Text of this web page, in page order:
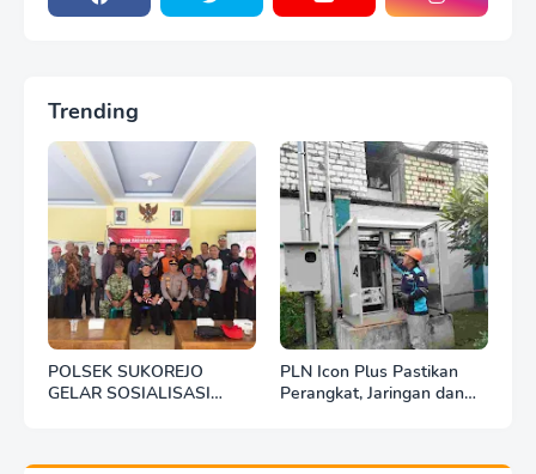
Trending
POLSEK SUKOREJO
GELAR SOSIALISASI
PLN Icon Plus Pastikan
Perangkat, Jaringan dan